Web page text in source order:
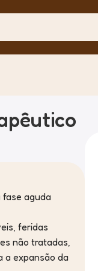
aguda
feridas
não tratadas,
a expansão da